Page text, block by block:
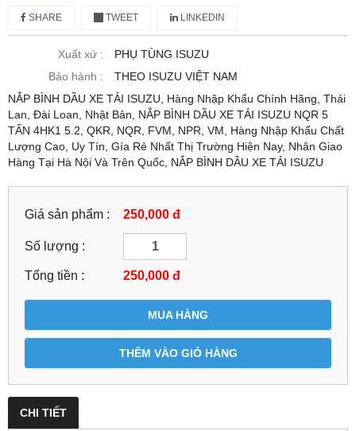
SHARE TWEET LINKEDIN
Xuất xứ :
PHỤ TÙNG ISUZU
Bảo hành :
THEO ISUZU VIỆT NAM
NẮP BÌNH DẦU XE TẢI ISUZU, Hàng Nhập Khẩu Chính Hãng, Thái
Lan, Đài Loan, Nhật Bản, NẮP BÌNH DẦU XE TẢI ISUZU NQR 5
TẤN 4HK1 5.2, QKR, NQR, FVM, NPR, VM, Hàng Nhập Khẩu Chất
Lượng Cao, Uy Tín, Gía Rẻ Nhất Thị Trường Hiện Nay, Nhân Giao
Hàng Tại Hà Nội Và Trên Quốc, NẮP BÌNH DẦU XE TẢI ISUZU
Giá sản phẩm : 250,000 đ
Số lượng :
Tổng tiền : 250,000 đ
MUA HÀNG
THÊM VÀO GIỎ HÀNG
CHI TIẾT